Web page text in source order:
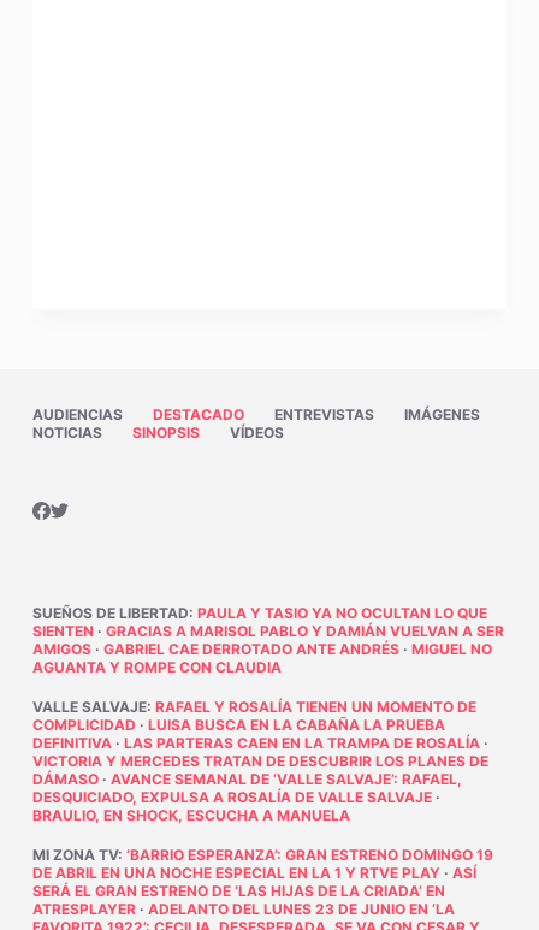
AUDIENCIAS DESTACADO ENTREVISTAS
IMÁGENES
NOTICIAS
SINOPSIS VÍDEOS
SUEÑOS DE LIBERTAD: PAULA Y TASIO YA NO OCULTAN LO QUE
SIENTEN · GRACIAS A MARISOL PABLO Y DAMIÁN VUELVAN A SER
AMIGOS· GABRIEL CAE DERROTADO ANTE ANDRÉS· MIGUEL NO
AGUANTA Y ROMPE CON CLAUDIA
VALLE SALVAJE: RAFAEL Y ROSALÍA TIENEN UN MOMENTO DE
COMPLICIDAD · LUISA BUSCA EN LA CABAÑA LA PRUEBA
DEFINITIVA· LAS PARTERAS CAEN EN LA TRAMPA DE ROSALÍA·
VICTORIA Y MERCEDES TRATAN DE DESCUBRIR LOS PLANES DE
DÁMASO· AVANCE SEMANAL DE ‘VALLE SALVAJE’: RAFAEL,
DESQUICIADO, EXPULSA A ROSALÍA DE VALLE SALVAJE·
BRAULIO, EN SHOCK, ESCUCHA A MANUELA
MI ZONA TV: ‘BARRIO ESPERANZA’: GRAN ESTRENO DOMINGO 19
DE ABRIL EN UNA NOCHE ESPECIAL EN LA 1 Y RTVE PLAY· ASÍ
SERÁ EL GRAN ESTRENO DE ‘LAS HIJAS DE LA CRIADA’ EN
ATRESPLAYER· ADELANTO DEL LUNES 23 DE JUNIO EN ‘LA